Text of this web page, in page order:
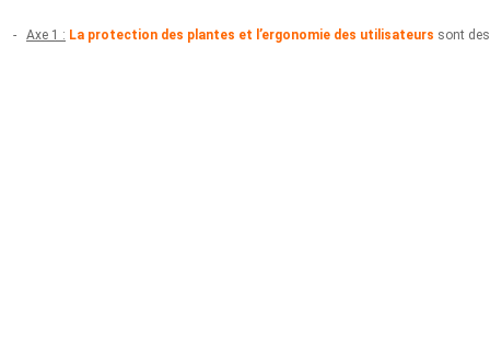
- Axe 1 : La protection des plantes et l’ergonomie des utilisateurs sont des